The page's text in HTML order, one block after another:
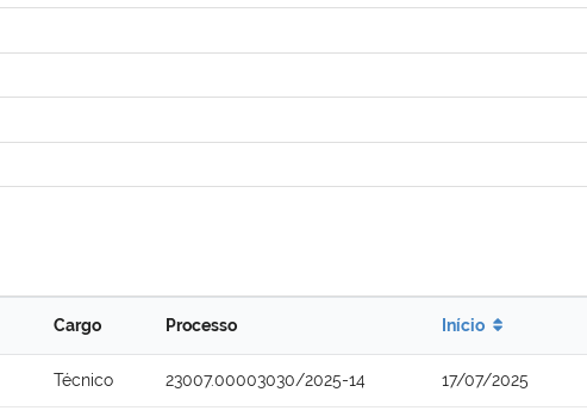
Cargo Processo Início
Técnico 23007.00003030/2025-14 17/07/2025